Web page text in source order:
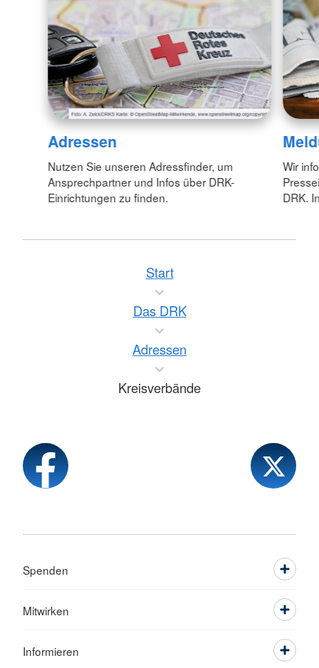
Adressen
Nutzen Sie unseren Adressfinder, um
Ansprechpartner und Infos über DRK-
Einrichtungen zu finden.
Wir
DRK.
Start
Das DRK
Adressen
Kreisverbände
Spenden
Mitwirken
Informieren